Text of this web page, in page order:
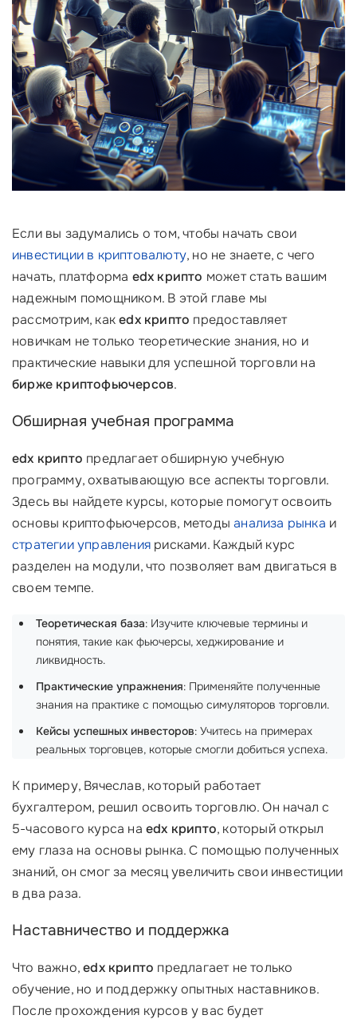
Если вы задумались о том, чтобы начать свои
инвестиции в криптовалюту, но не знаете, с чего
начать, платформа edx крипто может стать вашим
надежным помощником. В этой главе мы
рассмотрим, какedx крипто предоставляет
новичкам не только теоретические знания, но и
практические навыки для успешной торговли на
бирже криптофьючерсов.
Обширная учебная программа
edx крипто предлагает обширную учебную
программу, охватывающую все аспекты торговли.
Здесь вы найдете курсы, которые помогут освоить
основы криптофьючерсов, методыанализа рынка и
стратегии управления рисками. Каждый курс
разделен на модули, что позволяет вам двигаться в
своем темпе.
Теоретическая база: Изучите ключевые термины и
понятия, такие как фьючерсы, хеджирование и
ликвидность.
Практические упражнения: Применяйте полученные
знания на практике с помощью симуляторов торговли.
Кейсы успешных инвесторов: Учитесь на примерах
реальных торговцев, которые смогли добиться успеха.
К примеру, Вячеслав, который работает
бухгалтером, решил освоить торговлю. Он начал с
5-часового курса на edx крипто, который открыл
ему глаза на основы рынка. С помощью полученных
знаний, он смог за месяц увеличить свои инвестиции
в два раза.
Наставничество и поддержка
Что важно,edx крипто предлагает не только
обучение, но и поддержку опытных наставников.
После прохождения курсов у вас будет